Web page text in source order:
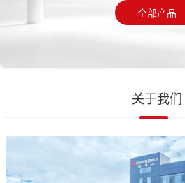
全部产品
关于我们